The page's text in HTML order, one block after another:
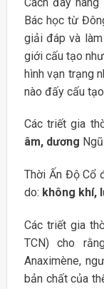
Bác học từ
giải đáp và
giới cấu tạo như
hình vạn trạng
nào đấy cấu
Các triết gia
âm, dương
Thời Ấn Độ Cổ
do: không khí,
Các triết gia
TCN) cho
Anaximène,
bản chất của